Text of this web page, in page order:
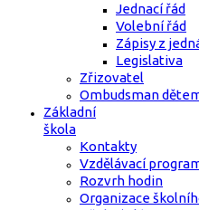
Jednací řád
Volební řád
Zápisy z
Legislativa
Zřizovatel
Ombudsman
Základní
škola
Kontakty
Vzdělávací
Rozvrh hodin
Organizace